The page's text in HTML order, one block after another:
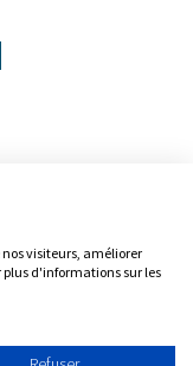
nos visiteurs, améliorer
plus d'informations sur les